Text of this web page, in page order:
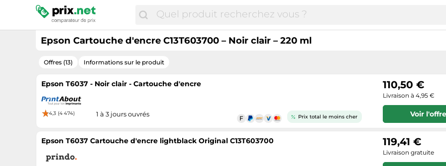
Epson Cartouche d'encre C13T603700 – Noir clair – 220 ml
Offres (13) Informations sur le produit
Epson T6037 - Noir clair - Cartouche d'encre
4,3 (4 474)
Prix total le moins cher
1 à 3 jours ouvrés
110,50 €
Livraison à 4,95 €
Voir l'offre
Epson T6037 Cartouche d'encre lightblack Original C13T603700 119,41 €
Livraison gratuite